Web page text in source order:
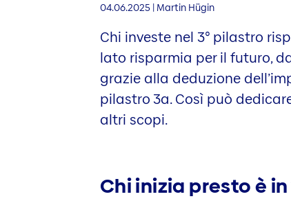
04.06.2025 | Martin Hügin
Chi investe nel 3° pilastro
lato risparmia per il futuro,
grazie alla deduzione
pilastro 3a. Così può
altri scopi.
Chi inizia presto è